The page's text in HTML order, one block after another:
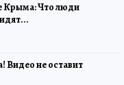
Крыма: Что люди
Видео не оставит